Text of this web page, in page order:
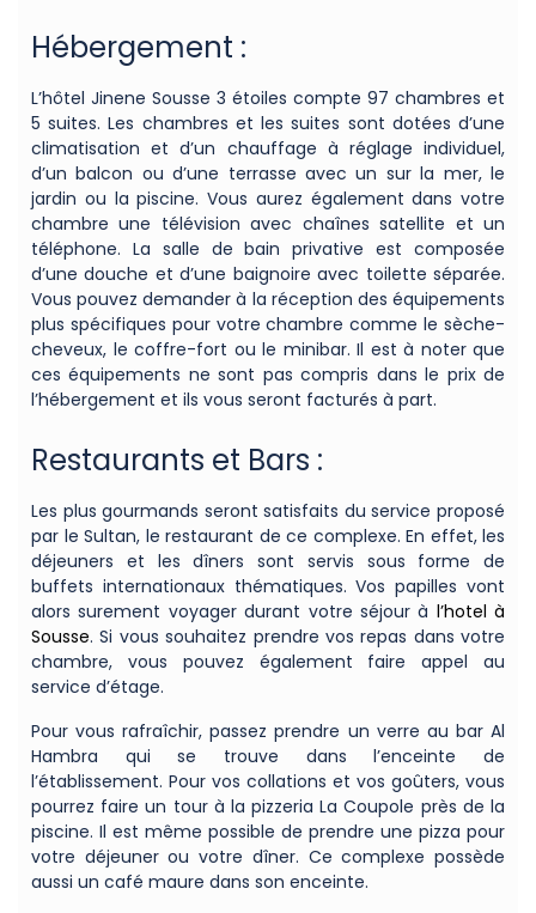
Hébergement :
L’hôtel Jinene Sousse 3 étoiles compte 97 chambres et
5 suites. Les chambres et les suites sont dotées d’une
climatisation et d’un chauffage à réglage individuel,
d’un balcon ou d’une terrasse avec un sur la mer, le
jardin ou la piscine. Vous aurez également dans votre
chambre une télévision avec chaînes satellite et un
téléphone. La salle de bain privative est composée
d’une douche et d’une baignoire avec toilette séparée.
Vous pouvez demander à la réception des équipements
plus spécifiques pour votre chambre comme le sèche-
cheveux, le coffre-fort ou le minibar. Il est à noter que
ces équipements ne sont pas compris dans le prix de
l’hébergement et ils vous seront facturés à part.
Restaurants et Bars :
Les plus gourmands seront satisfaits du service proposé
par le Sultan, le restaurant de ce complexe. En effet, les
déjeuners et les dîners sont servis sous forme de
buffets internationaux thématiques. Vos papilles vont
alors surement voyager durant votre séjour à l’hotel à
Sousse. Si vous souhaitez prendre vos repas dans votre
chambre, vous pouvez également faire appel au
service d’étage.
Pour vous rafraîchir, passez prendre un verre au bar Al
Hambra qui se trouve dans l’enceinte de
l’établissement. Pour vos collations et vos goûters, vous
pourrez faire un tour à la pizzeria La Coupole près de la
piscine. Il est même possible de prendre une pizza pour
votre déjeuner ou votre dîner. Ce complexe possède
aussi un café maure dans son enceinte.